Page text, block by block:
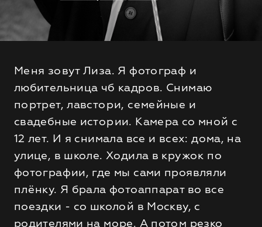
Меня зовут Лиза. Я фотограф и
любительница чб кадров. Снимаю
портрет, лавстори, семейные и
свадебные истории. Камера со мной с
12 лет. И я снимала все и всех: дома, на
улице, в школе. Ходила в кружок по
фотографии, где мы сами проявляли
плёнку. Я брала фотоаппарат во все
поездки - со школой в Москву, с
родителями на море. А потом резко